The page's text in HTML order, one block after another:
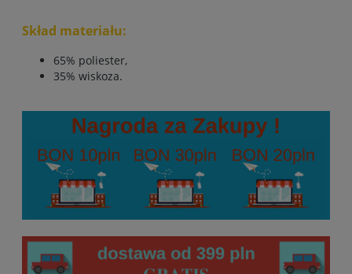
Skład materiału:
65% poliester,
35% wiskoza.